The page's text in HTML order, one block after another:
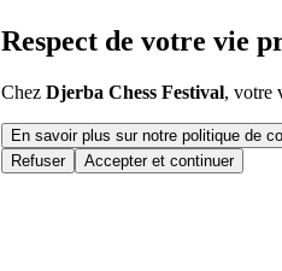
Respect de votre vie
Chez Djerba Chess Festival, votre
En savoir plus sur notre politique de
Refuser
Accepter et continuer